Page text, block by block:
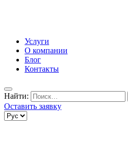
Услуги
О компании
Блог
Контакты
Найти:
Оставить заявку